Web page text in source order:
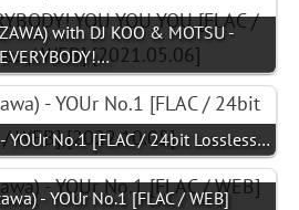
with DJ KOO & MOTSU -
EVERYBODY!…
YOUr No.1 [FLAC / 24bit Lossless…
- YOUr No.1 [FLAC / WEB]